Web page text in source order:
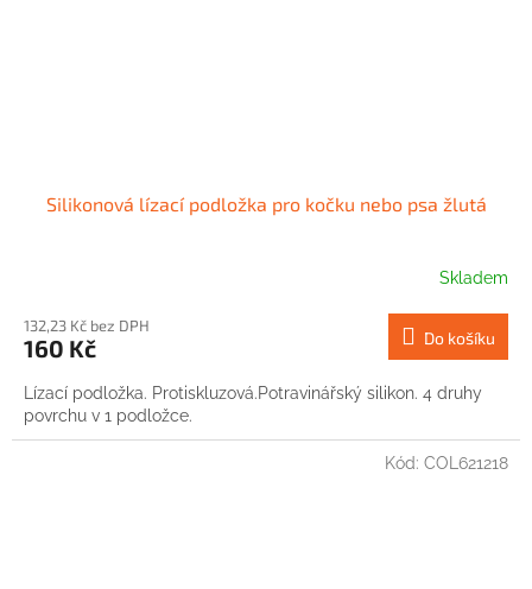
Silikonová lízací podložka pro kočku nebo psa žlutá
Skladem
132,23 Kč bez DPH
160 Kč Do košíku
Lízací podložka. Protiskluzová.Potravinářský silikon. 4 druhy
povrchu v 1 podložce.
Kód: COL621218